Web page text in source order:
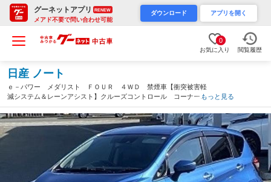
グーネットアプリ RENEW
メアド不要で問い合わせ可能
ダウンロード アプリを開く
0
お気に入り 閲覧履歴
日産 ノート
ｅ－パワー メダリスト ＦＯＵＲ ４ＷＤ 禁煙車【衝突被害軽
減システム＆レーンアシスト】クルーズコントロール コーナーセ
ンサー【純正７インチナビ＆フルセグＴＶ＆Ｂｌｕｅｔｏｏｔｈ＆
アラウンドビューモニター】ＬＥＤライト 純正エンジンスタータ
ー（山形県）
もっと見る